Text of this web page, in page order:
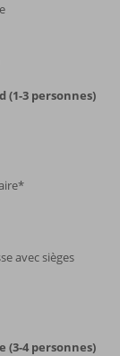
(1-3 personnes)
avec sièges
(3-4 personnes)